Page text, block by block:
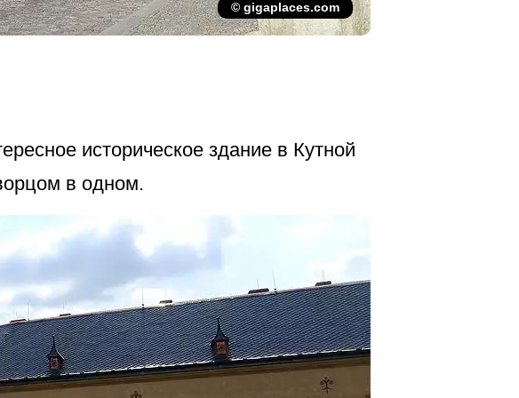
© gigaplaces.com
историческое здание в Кутной
в одном.